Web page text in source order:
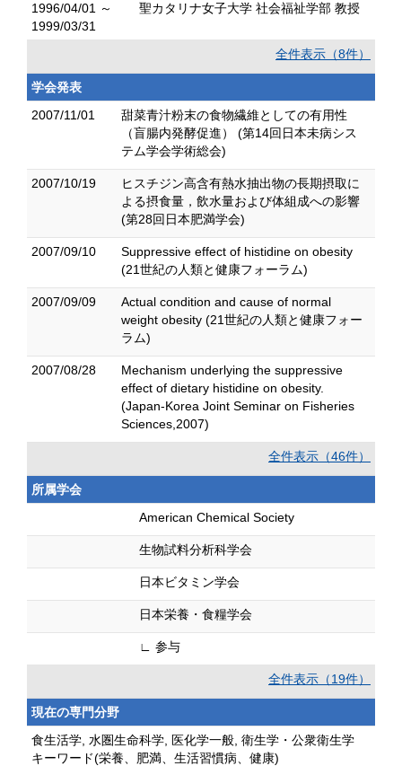
1996/04/01 ～
1999/03/31
聖カタリナ女子大学 社会福祉学部 教授
全件表示（8件）
学会発表
2007/11/01
甜菜青汁粉末の食物繊維としての有用性
（盲腸内発酵促進） (第14回日本未病シス
テム学会学術総会)
2007/10/19
ヒスチジン高含有熱水抽出物の長期摂取に
よる摂食量，飲水量および体組成への影響
(第28回日本肥満学会)
2007/09/10
Suppressive effect of histidine on obesity
(21世紀の人類と健康フォーラム)
2007/09/09
Actual condition and cause of normal
weight obesity (21世紀の人類と健康フォー
ラム)
2007/08/28
Mechanism underlying the suppressive
effect of dietary histidine on obesity.
(Japan-Korea Joint Seminar on Fisheries
Sciences,2007)
全件表示（46件）
所属学会
American Chemical Society
生物試料分析科学会
日本ビタミン学会
日本栄養・食糧学会
∟ 参与
全件表示（19件）
現在の専門分野
食生活学, 水圏生命科学, 医化学一般, 衛生学・公衆衛生学
キーワード(栄養、肥満、生活習慣病、健康)